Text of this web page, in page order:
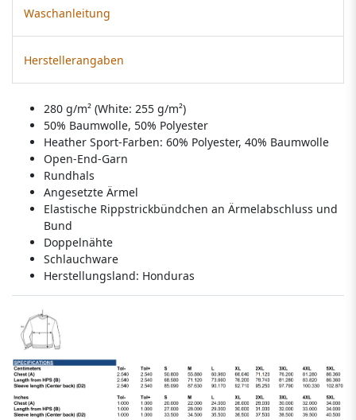
Waschanleitung
Herstellerangaben
280 g/m² (White: 255 g/m²)
50% Baumwolle, 50% Polyester
Heather Sport-Farben: 60% Polyester, 40% Baumwolle
Open-End-Garn
Rundhals
Angesetzte Ärmel
Elastische Rippstrickbündchen an Ärmelabschluss und
Bund
Doppelnähte
Schlauchware
Herstellungsland: Honduras